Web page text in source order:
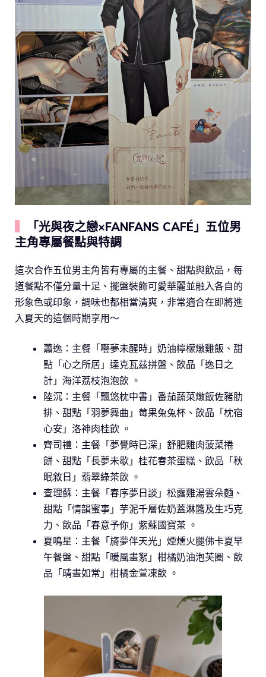
「光與夜之戀×FANFANS CAFÉ」五位男
主角專屬餐點與特調
這次合作五位男主角皆有專屬的主餐、甜點與飲品，每
道餐點不僅分量十足、擺盤裝飾可愛華麗並融入各自的
形象色或印象，調味也都相當清爽，非常適合在即將進
入夏天的這個時期享用～
蕭逸：主餐「囈夢未醒時」奶油檸檬燉雞飯、甜
點「心之所居」達克瓦茲拼盤、飲品「逸日之
計」海洋荔枝泡泡飲 。
陸沉：主餐「飄悠枕中書」番茄蔬菜燉飯佐豬肋
排、甜點「羽夢舞曲」莓果兔兔杯、飲品「枕宿
心安」洛神肉桂飲 。
齊司禮：主餐「夢覺時已深」舒肥雞肉菠菜捲
餅、甜點「長夢未歇」桂花春茶蛋糕、飲品「秋
眠敘日」翡翠綠茶飲 。
查理蘇：主餐「春序夢日談」松露雞湯雲朵麵、
甜點「情韻蜜事」芋泥千層佐奶蓋淋醬及生巧克
力、飲品「春意予你」紫蘇國寶茶 。
夏鳴星：主餐「旖夢伴天光」煙燻火腿佛卡夏早
午餐盤、甜點「暖風畫絮」柑橘奶油泡芙圈、飲
品「晴晝如常」柑橘金萱凍飲 。